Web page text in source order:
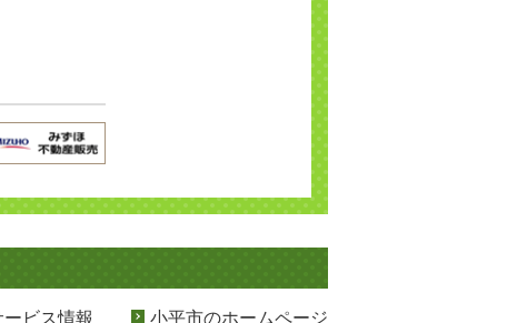
ビス情報 小平市のホームページ